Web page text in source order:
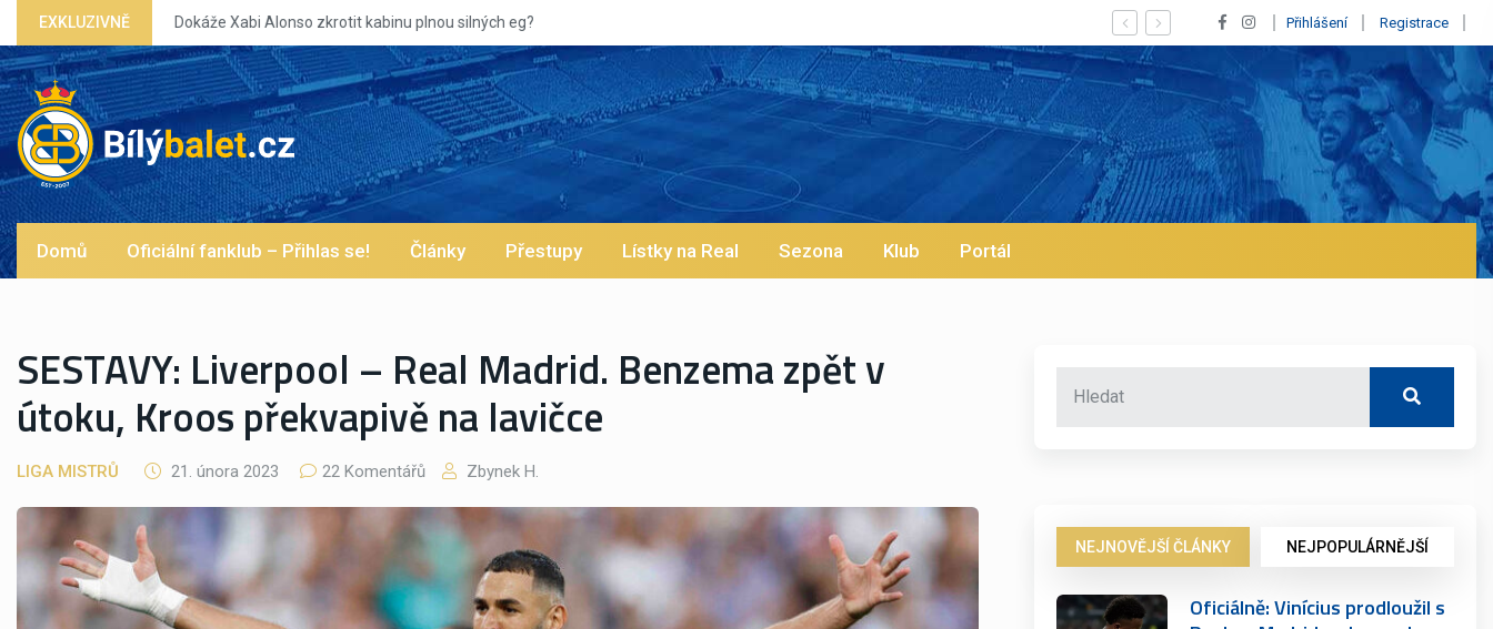
EXKLUZIVNĚ Vypískaný Vinícius! Blíží se jeho odchod z Realu a pustí se klub na trh už v lednu? | BALETKY #33 Přihlášení Registrace
Domů Oficiální fanklub – Přihlas se! Články Přestupy Lístky na Real Sezona Klub Portál
SESTAVY: Liverpool – Real Madrid. Benzema zpět v
útoku, Kroos překvapivě na lavičce
LIGA MISTRŮ 21. února 2023 22 Komentářů Zbynek H.
NEJNOVĚJŠÍ ČLÁNKY NEJPOPULÁRNĚJŠÍ
Oficiálně: Vinícius prodloužil s